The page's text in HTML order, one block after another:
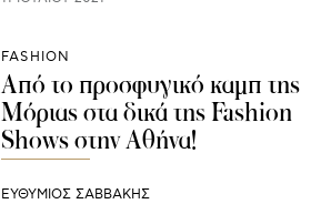
FASHION
Από το προσφυγικό καμπ της
Μόριας στα δικά της Fashion
Shows στην Αθήνα!
ΕΥΘΥΜΙΟΣ ΣΑΒΒΑΚΗΣ